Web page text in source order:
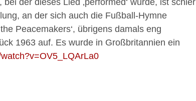
an der sich auch die Fußball-Hymne
Peacemakers‘, übrigens damals eng
1963 auf. Es wurde in Großbritannien ein